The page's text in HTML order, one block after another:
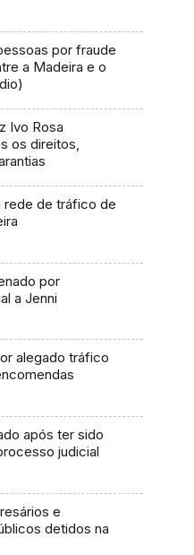
por fraude
a Madeira e o
Ivo Rosa
os direitos,
rede de tráfico de
por
a Jenni
alegado tráfico
após ter sido
judicial
e
detidos na